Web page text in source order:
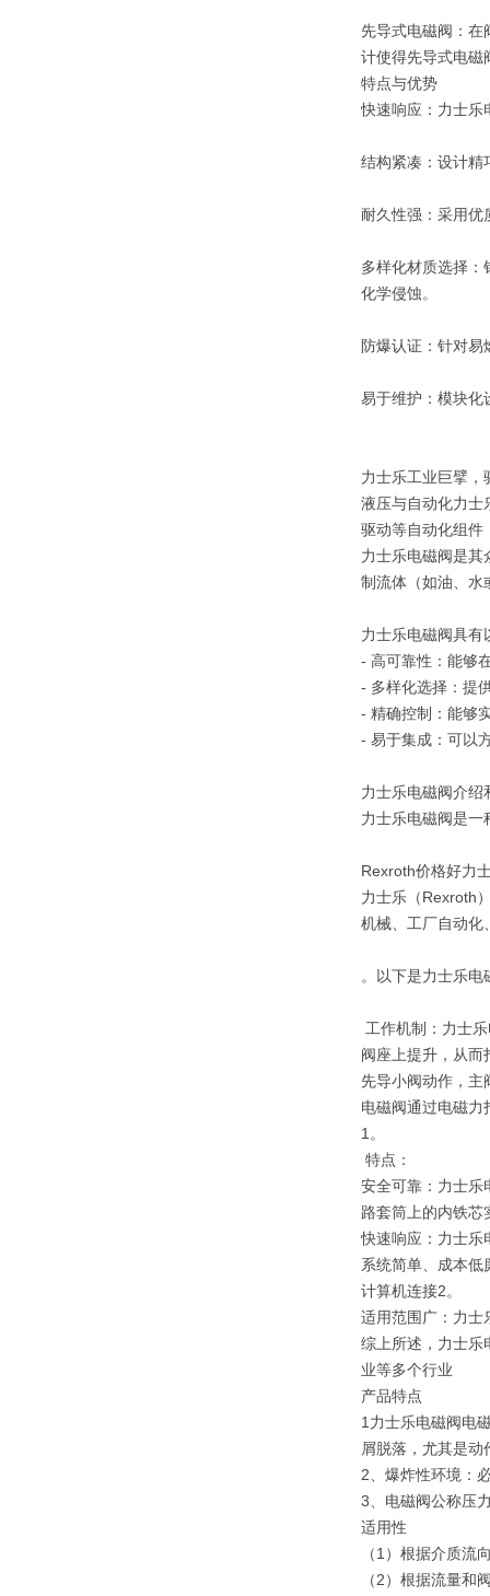
先导式电磁阀：在
计使得先导式电磁
特点与优势
快速响应：力士乐
结构紧凑：设计精
耐久性强：采用优
多样化材质选择
化学侵蚀。
防爆认证：针对易
易于维护：模块化
力士乐工业巨擘，
液压与自动化力士
驱动等自动化组件
力士乐电磁阀是其
制流体（如油、水
力士乐电磁阀具有
- 高可靠性：能够
- 多样化选择：提
- 精确控制：能够
- 易于集成：可以
力士乐电磁阀介绍
力士乐电磁阀是一
Rexroth价格好力
力士乐（Rexroth
机械、工厂自动化
。‌以下是力士乐
工作机制：‌力士
阀座上提升，‌从而
先导小阀动作，‌主
电磁阀通过电磁力
1。‌
特点：‌
安全可靠：‌力士乐
路套筒上的内铁芯
快速响应：‌力士乐
系统简单、‌成本低
计算机连接2。‌
适用范围广：‌力士
综上所述，‌力士乐
业等多个行业
产品特点
1力士乐电磁阀电
屑脱落，尤其是
2、爆炸性环境：
3、电磁阀公称压
适用性
（1）根据介质流
（2）根据流量和